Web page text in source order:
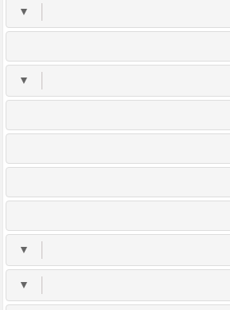
▼
▼
▼
▼